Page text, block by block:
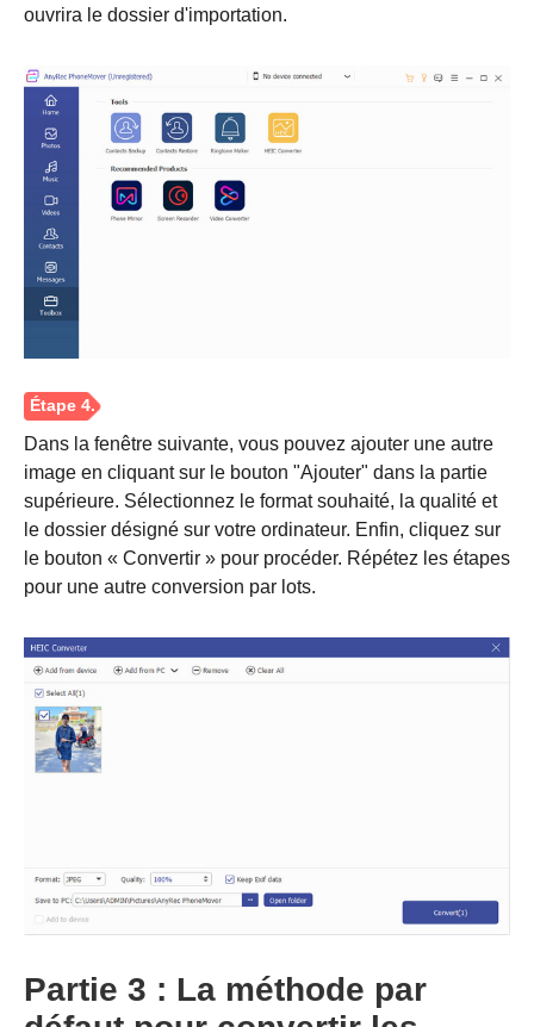
Étape 2.
ouvrira le dossier d'importation.
Dans la fenêtre suivante, vous pouvez ajouter une autre
image en cliquant sur le bouton "Ajouter" dans la partie
supérieure. Sélectionnez le format souhaité, la qualité et
le dossier désigné sur votre ordinateur. Enfin, cliquez sur
le bouton « Convertir » pour procéder. Répétez les étapes
pour une autre conversion par lots.
Partie 3 : La méthode par